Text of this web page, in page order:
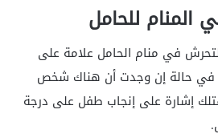
للحامل
في منام الحامل علامة على
في حالة إن وجدت أن هناك شخص
إشارة على إنجاب طفل على درجة